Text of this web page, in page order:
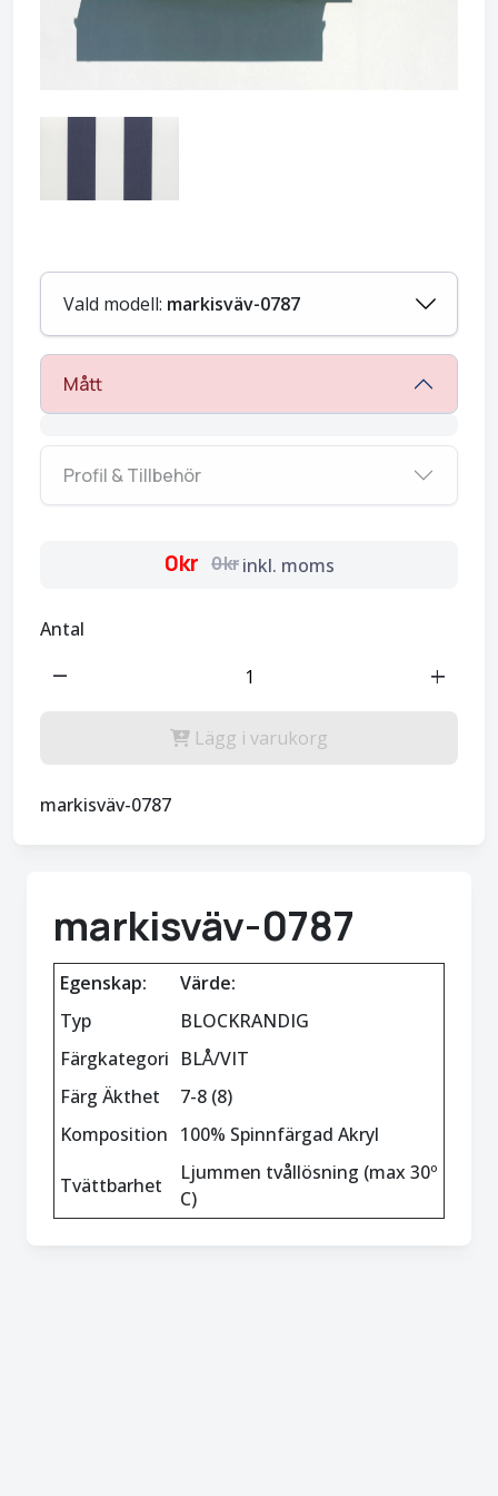
Vald modell: markisväv-0787
Mått
Profil & Tillbehör
0kr 0kr inkl. moms
Antal
remove add
Lägg i varukorg
markisväv-0787
markisväv-0787
Egenskap:
Värde:
Typ
BLOCKRANDIG
Färgkategori BLÅ/VIT
Färg Äkthet
7-8 (8)
Komposition 100% Spinnfärgad Akryl
Tvättbarhet
Ljummen tvållösning (max 30º
C)